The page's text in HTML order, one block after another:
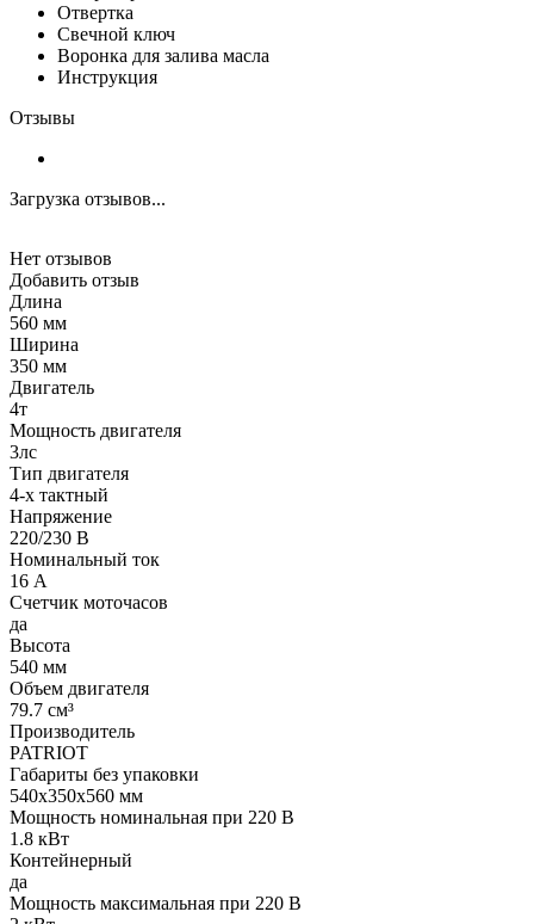
Отвертка
Свечной ключ
Воронка для залива масла
Инструкция
Отзывы
Загрузка отзывов...
Нет отзывов
Добавить отзыв
Длина
560 мм
Ширина
350 мм
Двигатель
4т
Мощность двигателя
3лс
Тип двигателя
4-х тактный
Напряжение
220/230 В
Номинальный ток
16 А
Счетчик моточасов
да
Высота
540 мм
Объем двигателя
79.7 см³
Производитель
PATRIOT
Габариты без упаковки
540х350х560 мм
Мощность номинальная при 220 В
1.8 кВт
Контейнерный
да
Мощность максимальная при 220 В